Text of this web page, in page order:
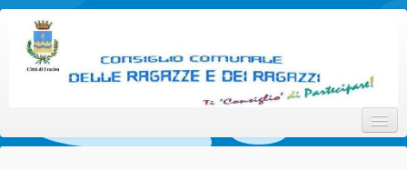
Consiglio Comunale delle
Ragazze e dei Ragazzi della
Città di Eraclea
Ti 'Consiglio' di Partecipare!